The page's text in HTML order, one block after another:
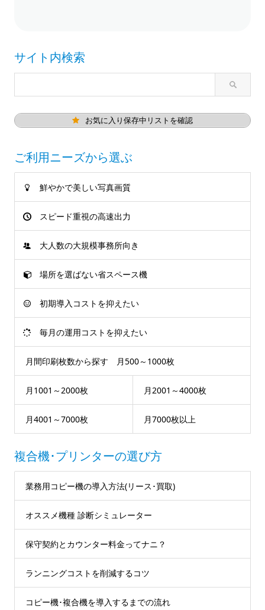
サイト内検索
お気に入り保存中リストを確認
ご利用ニーズから選ぶ
鮮やかで美しい写真画質
スピード重視の高速出力
大人数の大規模事務所向き
場所を選ばない省スペース機
初期導入コストを抑えたい
毎月の運用コストを抑えたい
月間印刷枚数から探す 月500～1000枚
月1001～2000枚 月2001～4000枚
月4001～7000枚 月7000枚以上
複合機･プリンターの選び方
業務用コピー機の導入方法(リース･買取)
オススメ機種 診断シミュレーター
保守契約とカウンター料金ってナニ？
ランニングコストを削減するコツ
コピー機･複合機を導入するまでの流れ